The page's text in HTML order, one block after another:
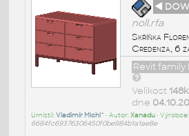
◄
noll.rfa
Skříňka
Credenza, 6
Revit family
Velikost
dne
Umístil:Vladimír Michl^ • Autor:Xanadu• Výrobce:
6684fc69376306450f0be984b1a1ae8e